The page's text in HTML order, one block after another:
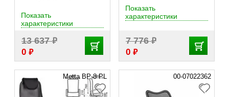
13 637₽
0 ₽
Показать
характеристики
7 776₽
0 ₽
Показать
характеристики
Metta BP-8 PL 00-07022362